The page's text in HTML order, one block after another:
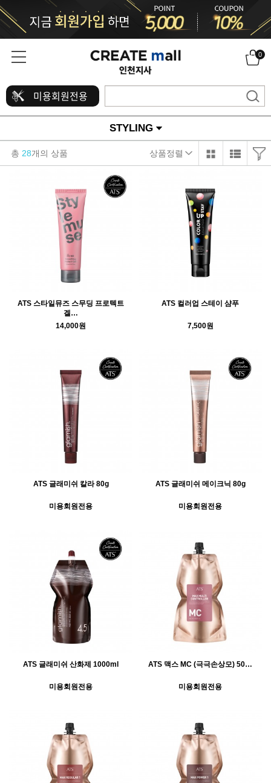
0
미용회원전용
STYLING
총 28개의 상품 상품정렬
ATS 스타일뮤즈 스무딩 프로텍트
겔…
14,000원
ATS 컬러업 스테이 샴푸
7,500원
ATS 글래미쉬 칼라 80g
미용회원전용
ATS 글래미쉬 메이크닉 80g
미용회원전용
ATS 글래미쉬 산화제 1000ml
미용회원전용
ATS 맥스 MC (극극손상모) 50…
미용회원전용